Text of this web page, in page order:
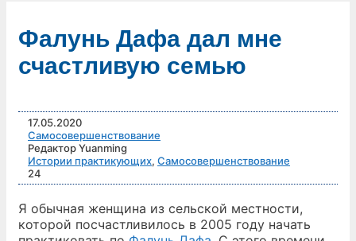
Фалунь Дафа дал мне
счастливую семью
17.05.2020
Самосовершенствование
Редактор Yuanming
Истории практикующих, Самосовершенствование
24
Я обычная женщина из сельской местности,
которой посчастливилось в 2005 году начать